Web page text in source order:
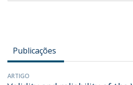
Publicações
ARTIGO